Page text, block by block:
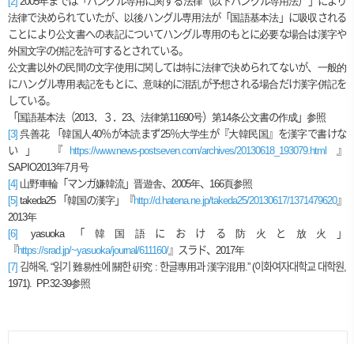
法律で決められていたが、以後ハングル専用法が「国語基本法」に吸収される
ことにより公文書への表記についてハングル専用のもとに必要な場合は漢字や
外国文字の併記を許可するとされている。
公文書以外の民間の文字使用に関しては特に法律で決められてないが、一般的
にハングル専用表記をもとに、意味的に混乱が予想される場合だけ漢字併記を
している。
「国語基本法（2013．３． 23、法律第11690号）第14条公文書の作成」参照
[3] 呉善花 「韓国人40％が本読まず25％大学生が『大韓民国』を漢字で書けな
い」 『
https://www.news-postseven.com/archives/20130618_193079.html
』
SAPIO2013年7月号
[4] 山野車輪「マンガ嫌韓流」 晋遊舎、 2005年、 166頁参照
[5] takeda25 「韓国の漢字」『http://d.hatena.ne.jp/takeda25/20130617/1371479620』
2013年
[6] yasuoka「韓国語における防火と放火」
『https://srad.jp/~yasuoka/journal/611160/』スラド、 2017年
[7] 김해옥, “읽기 難易性에 關한硏究: 한글專用과漢字混用.” (이화여자대학교 대학원,
1971). PP.32-39参照